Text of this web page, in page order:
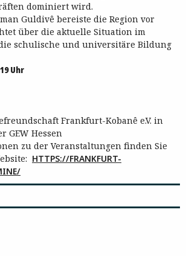
dominiert wird.
Guldivê bereiste die Region vor
über die aktuelle Situation im
schulische und universitäre Bildung
Uhr
Frankfurt-Kobanê e.V. in
GEW Hessen
zu der Veranstaltungen finden Sie
HTTPS://FRANKFURT-